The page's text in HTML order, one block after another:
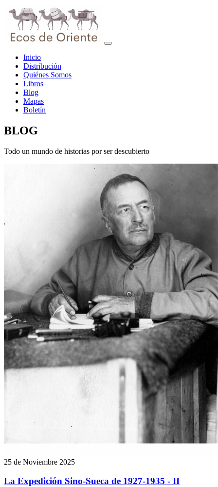
Inicio
Distribución
Quiénes Somos
Libros
Blog
Mapas
Boletín
BLOG
Todo un mundo de historias por ser descubierto
25 de Noviembre 2025
La Expedición Sino-Sueca de 1927-1935 - II